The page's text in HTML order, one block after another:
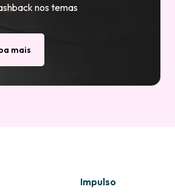
nos temas
mais
Impulso